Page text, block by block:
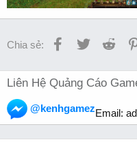
Chia sẻ: Facebook
Twitter
Liên Hệ Quảng Cáo
@kenhgamezEmail: